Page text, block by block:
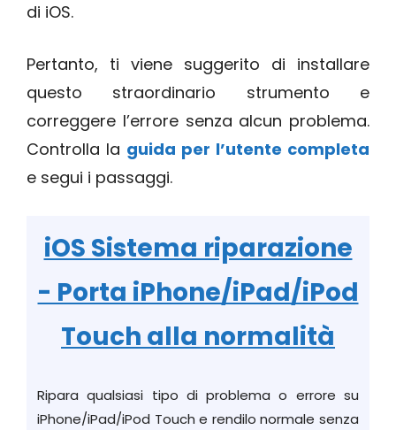
di iOS.
Pertanto, ti viene suggerito di installare
questo straordinario strumento e
correggere l’errore senza alcun problema.
Controlla la guida per l’utente completa
e segui i passaggi.
iOS Sistema riparazione
- Porta iPhone/iPad/iPod
Touch alla normalità
Ripara qualsiasi tipo di problema o errore su
iPhone/iPad/iPod Touch e rendilo normale senza